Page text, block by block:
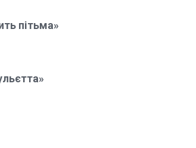
пітьма»